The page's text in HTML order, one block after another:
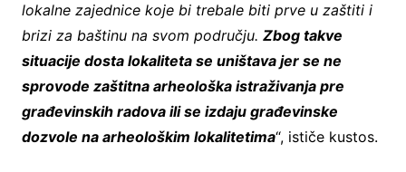
lokalne zajednice koje bi trebale biti prve u zaštiti i
brizi za baštinu na svom području. Zbog takve
situacije dosta lokaliteta se uništava jer se ne
sprovode zaštitna arheološka istraživanja pre
građevinskih radova ili se izdaju građevinske
dozvole na arheološkim lokalitetima“, ističe kustos.